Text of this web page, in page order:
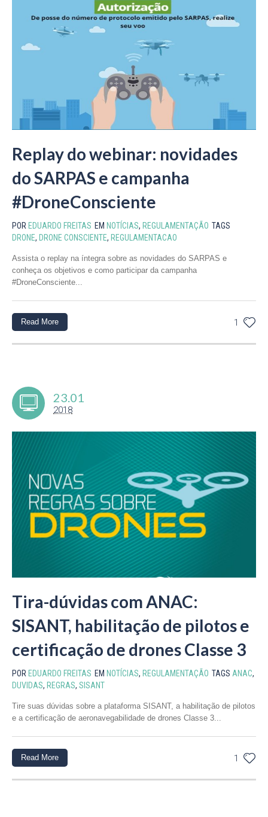
Replay do webinar: novidades
do SARPAS e campanha
#DroneConsciente
POR EDUARDO FREITAS EM NOTÍCIAS, REGULAMENTAÇÃO TAGS
DRONE, DRONE CONSCIENTE, REGULAMENTACAO
Assista o replay na íntegra sobre as novidades do SARPAS e
conheça os objetivos e como participar da campanha
#DroneConsciente...
1
Read More
23.01
2018
Tira-dúvidas com ANAC:
SISANT, habilitação de pilotos e
certificação de drones Classe 3
POR EDUARDO FREITAS EM NOTÍCIAS, REGULAMENTAÇÃO TAGS ANAC,
DUVIDAS, REGRAS, SISANT
Tire suas dúvidas sobre a plataforma SISANT, a habilitação de pilotos
e a certificação de aeronavegabilidade de drones Classe 3...
1
Read More